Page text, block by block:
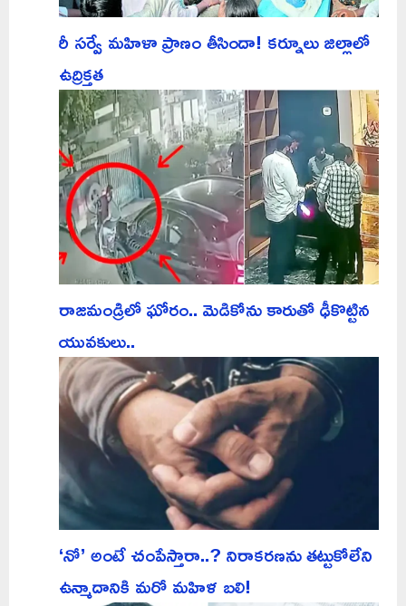
రీ సర్వే మహిళా ప్రాణం తీసిందా! కర్నూలు జిల్లాలో
ఉద్రిక్తత
రాజమండ్రిలో ఘోరం.. మెడికోను కారుతో ఢీకొట్టిన
యువకులు..
‘నో’ అంటే చంపేస్తారా..? నిరాకరణను తట్టుకోలేని
ఉన్మాదానికి మరో మహిళ బలి!